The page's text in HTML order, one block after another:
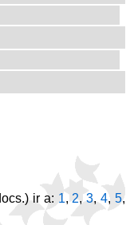
ir a: 1,2,3,4,5,